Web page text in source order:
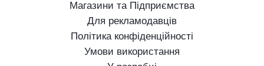
Магазини та Підприємства
Для рекламодавців
Політика конфіденційності
Умови використання